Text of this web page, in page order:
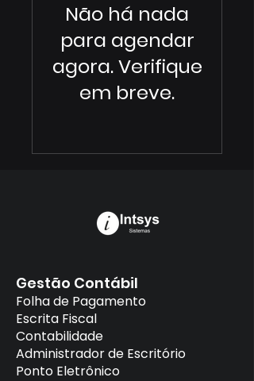
Não há nada
para agendar
agora. Verifique
em breve.
Gestão Contábil
Folha de Pagamento
Escrita Fiscal
Contabilidade
Administrador de Escritório
Ponto Eletrônico